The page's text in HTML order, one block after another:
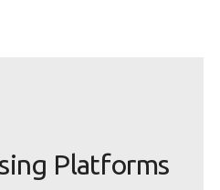
Platforms